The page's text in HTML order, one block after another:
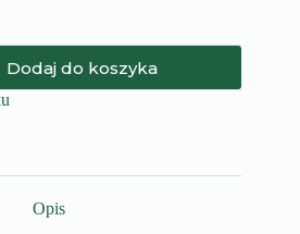
Dodaj do koszyka
Opis